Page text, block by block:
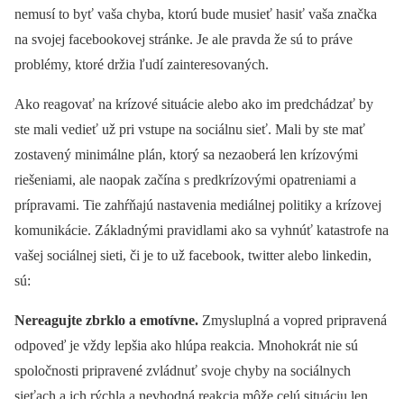
nemusí to byť vaša chyba, ktorú bude musieť hasiť vaša značka
na svojej facebookovej stránke. Je ale pravda že sú to práve
problémy, ktoré držia ľudí zainteresovaných.
Ako reagovať na krízové situácie alebo ako im predchádzať by
ste mali vedieť už pri vstupe na sociálnu sieť. Mali by ste mať
zostavený minimálne plán, ktorý sa nezaoberá len krízovými
riešeniami, ale naopak začína s predkrízovými opatreniami a
prípravami. Tie zahŕňajú nastavenia mediálnej politiky a krízovej
komunikácie. Základnými pravidlami ako sa vyhnúť katastrofe na
vašej sociálnej sieti, či je to už facebook, twitter alebo linkedin,
sú:
Nereagujte zbrklo a emotívne. Zmysluplná a vopred pripravená
odpoveď je vždy lepšia ako hlúpa reakcia. Mnohokrát nie sú
spoločnosti pripravené zvládnuť svoje chyby na sociálnych
sieťach a ich rýchla a nevhodná reakcia môže celú situáciu len